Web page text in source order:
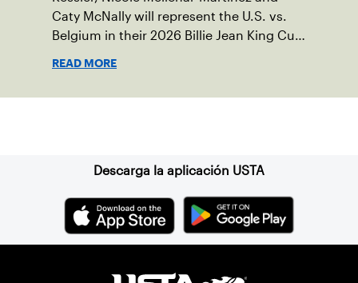
Caty McNally will represent the U.S. vs.
Belgium in their 2026 Billie Jean King Cup
READ MORE
Descarga la aplicación USTA